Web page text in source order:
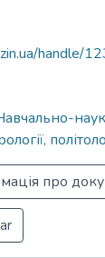
handle/
про